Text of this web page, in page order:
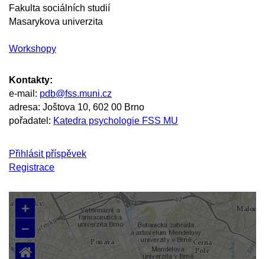
Fakulta sociálních studií
Masarykova univerzita
​Workshopy
Kontakty:
e-mail: pdb@fss.muni.cz
adresa: Joštova 10, 602 00 Brno
pořadatel: Katedra psychologie FSS MU
Přihlásit příspěvek
Registrace
+
–
⌂